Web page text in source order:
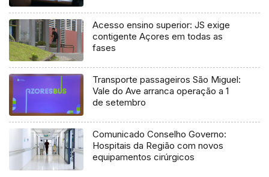
Acesso ensino superior: JS exige
contigente Açores em todas as
fases
Transporte passageiros São Miguel:
Vale do Ave arranca operação a 1
de setembro
Comunicado Conselho Governo:
Hospitais da Região com novos
equipamentos cirúrgicos